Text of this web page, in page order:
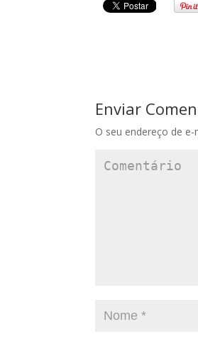
Enviar
O seu endereço de